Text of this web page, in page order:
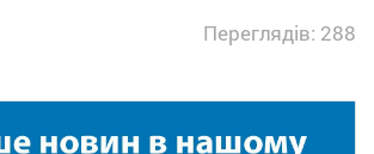
Переглядів: 288